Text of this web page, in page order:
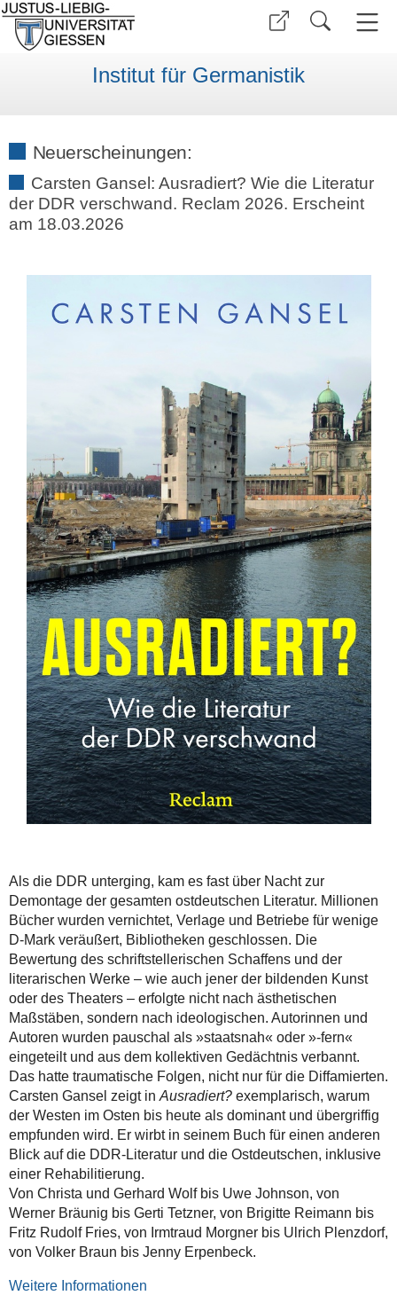
Institut für Germanistik
Neuerscheinungen:
Carsten Gansel: Ausradiert? Wie die Literatur
der DDR verschwand. Reclam 2026. Erscheint
am 18.03.2026
Als die DDR unterging, kam es fast über Nacht zur
Demontage der gesamten ostdeutschen Literatur. Millionen
Bücher wurden vernichtet, Verlage und Betriebe für wenige
D-Mark veräußert, Bibliotheken geschlossen. Die
Bewertung des schriftstellerischen Schaffens und der
literarischen Werke – wie auch jener der bildenden Kunst
oder des Theaters – erfolgte nicht nach ästhetischen
Maßstäben, sondern nach ideologischen. Autorinnen und
Autoren wurden pauschal als »staatsnah« oder »-fern«
eingeteilt und aus dem kollektiven Gedächtnis verbannt.
Das hatte traumatische Folgen, nicht nur für die Diffamierten.
Carsten Gansel zeigt in Ausradiert?exemplarisch, warum
der Westen im Osten bis heute als dominant und übergriffig
empfunden wird. Er wirbt in seinem Buch für einen anderen
Blick auf die DDR-Literatur und die Ostdeutschen, inklusive
einer Rehabilitierung.
Von Christa und Gerhard Wolf bis Uwe Johnson, von
Werner Bräunig bis Gerti Tetzner, von Brigitte Reimann bis
Fritz Rudolf Fries, von Irmtraud Morgner bis Ulrich Plenzdorf,
von Volker Braun bis Jenny Erpenbeck.
Weitere Informationen